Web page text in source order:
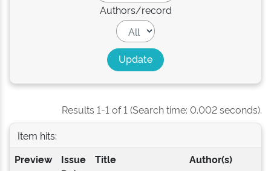
Authors/record
Results 1-1 of 1 (Search time: 0.002 seconds).
Item hits:
Preview
Issue
Title Author(s)